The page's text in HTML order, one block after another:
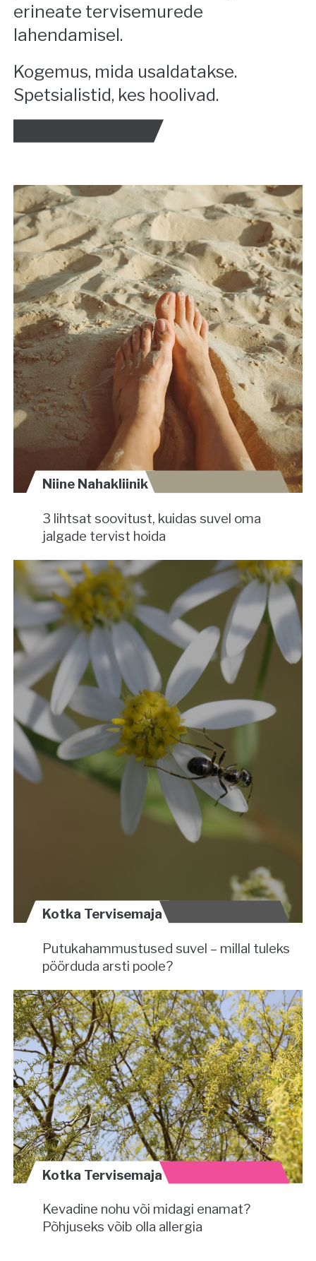
erineate tervisemurede
lahendamisel.
Kogemus, mida usaldatakse.
Spetsialistid, kes hoolivad.
Niine Nahakliinik
3 lihtsat soovitust, kuidas suvel oma
jalgade tervist hoida
Kotka Tervisemaja
Putukahammustused suvel – millal tuleks
pöörduda arsti poole?
Kotka Tervisemaja
Kevadine nohu või midagi enamat?
Põhjuseks võib olla allergia